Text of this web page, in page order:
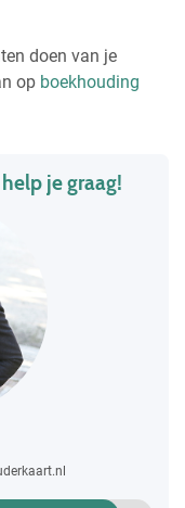
doen van je
op boekhouding
je graag!